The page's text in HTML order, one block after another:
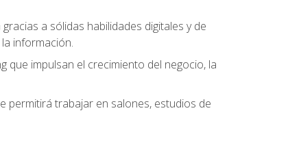
a sólidas habilidades digitales y de
información.
que impulsan el crecimiento del negocio, la
permitirá trabajar en salones, estudios de